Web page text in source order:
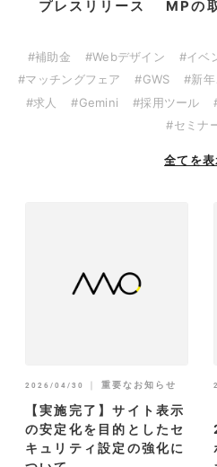
プレスリリース
MPの
#補助金 #Webデザイン #イベ
#マッチングフェア
#GWS #新
#求人
#Gemini #採用ツール
#セミナ
全てを表
2026/04/30 ｜ 重要なお知らせ
【実施完了】サイト表示
の安定化を目的としたセ
キュリティ設定の強化に